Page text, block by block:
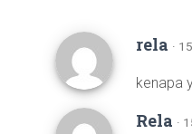
rela ·
kenapa
Rela ·